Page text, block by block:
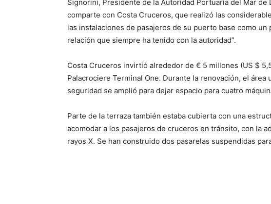
Signorini, Presidente de la Autoridad Portuaria del Mar de
comparte con Costa Cruceros, que realizó las
las instalaciones de pasajeros de su puerto base como
relación que siempre ha tenido con la autoridad”.
Costa Cruceros invirtió alrededor de € 5 millones (US $
Palacrociere Terminal One. Durante la renovación, el área
seguridad se amplió para dejar espacio para cuatro
Parte de la terraza también estaba cubierta con una
acomodar a los pasajeros de cruceros en tránsito, con la
rayos X. Se han construido dos pasarelas suspendidas